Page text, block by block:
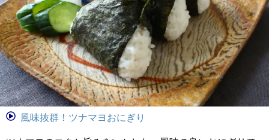
風味抜群！ツナマヨおにぎり